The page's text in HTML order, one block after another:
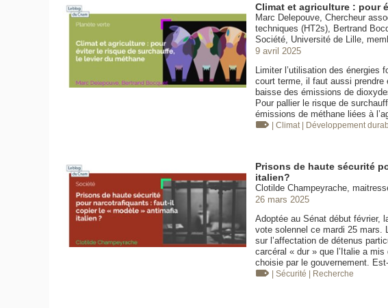
Climat et agriculture : pour
Marc Delepouve, Chercheur
techniques (HT2s), Bertrand
Société, Université de Lille,
9 avril 2025
Limiter l’utilisation des
court terme, il faut aussi prendre
baisse des émissions de
Pour pallier le risque de
émissions de méthane liées à
| Climat | Développement
Prisons de haute sécurité
italien?
Clotilde Champeyrache,
26 mars 2025
Adoptée au Sénat début février,
vote solennel ce mardi 25 mars.
sur l’affectation de détenus
carcéral « dur » que l’Italie a
choisie par le gouvernement.
| Sécurité | Recherche